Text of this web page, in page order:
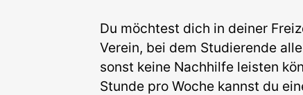
Du möchtest dich in deiner
Verein, bei dem Studierende
sonst keine Nachhilfe leisten
Stunde pro Woche kannst du